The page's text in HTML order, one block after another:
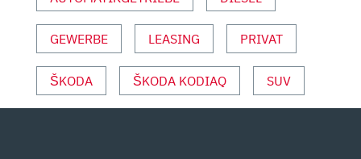
VON
YOUTUBE
ANZEIGEN
GEWERBE LEASING PRIVAT
ŠKODA ŠKODA KODIAQ SUV